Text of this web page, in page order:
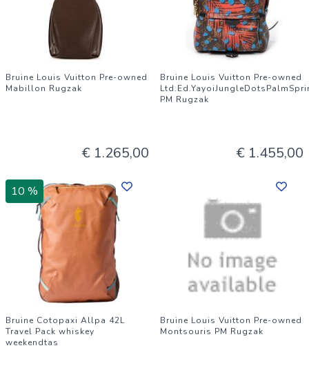
Bruine Louis Vuitton Pre-owned
Mabillon Rugzak
€ 1.265,00
Bruine Louis Vuitton Pre-owned
PM Rugzak
€ 1.455,00
10 %
Bruine Cotopaxi Allpa 42L
Travel Pack whiskey
weekendtas
Bruine Louis Vuitton Pre-owned
Montsouris PM Rugzak